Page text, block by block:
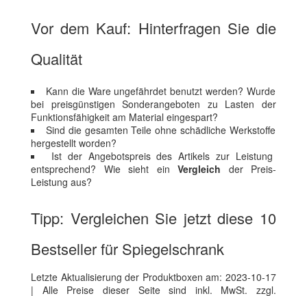
Vor dem Kauf: Hinterfragen Sie die
Qualität
Kann die Ware ungefährdet benutzt werden? Wurde
bei preisgünstigen Sonderangeboten zu Lasten der
Funktionsfähigkeit am Material eingespart?
Sind die gesamten Teile ohne schädliche Werkstoffe
hergestellt worden?
Ist der Angebotspreis des Artikels zur Leistung
entsprechend? Wie sieht ein Vergleich der Preis-
Leistung aus?
Tipp: Vergleichen Sie jetzt diese 10
Bestseller für Spiegelschrank
Letzte Aktualisierung der Produktboxen am: 2023-10-17
| Alle Preise dieser Seite sind inkl. MwSt. zzgl.